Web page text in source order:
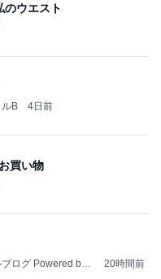
のウエスト
B 4日前
買い物
ログ Powered by
20時間前